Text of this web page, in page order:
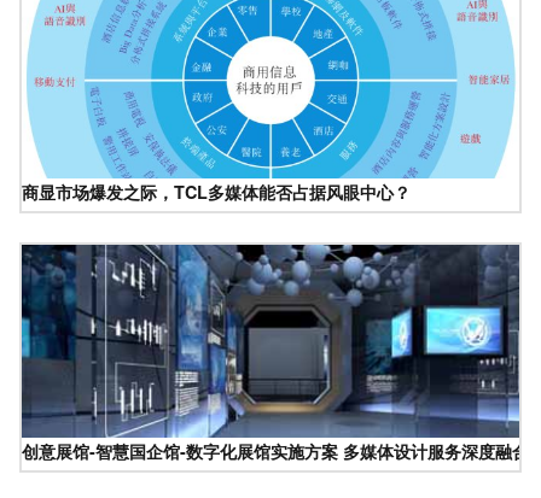
商显市场爆发之际，TCL多媒体能否占据风眼中心？
创意展馆-智慧国企馆-数字化展馆实施方案 多媒体设计服务深度融合